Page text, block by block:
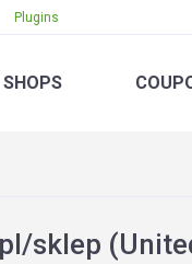
Plugins
SHOPS
sklep